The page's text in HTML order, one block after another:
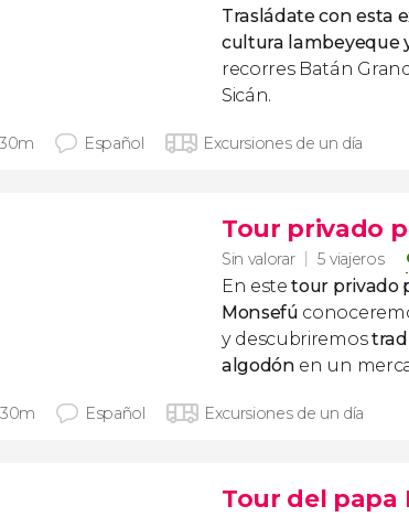
Trasládate con esta
cultura lambeyeque
recorres Batán
Sicán.
Español Excursiones de un día
Tour privado
Sin valorar 5 viajeros
En estetour privado
Monsefú
y descubriremos
algodón en un
Español Excursiones de un día
Tour del papa